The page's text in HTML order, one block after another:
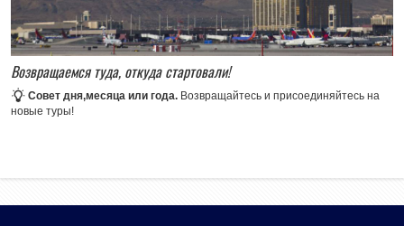
Возвращаемся туда, откуда стартовали!
Совет дня,месяца или года. Возвращайтесь и присоединяйтесь на
новые туры!